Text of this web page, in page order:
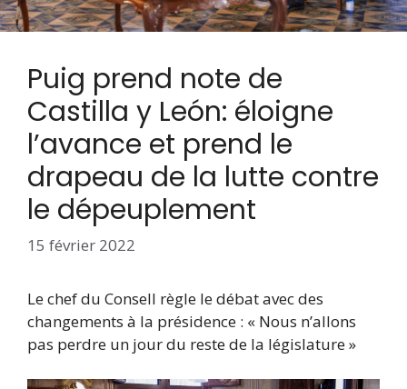
Puig prend note de
Castilla y León: éloigne
l’avance et prend le
drapeau de la lutte contre
le dépeuplement
15 février 2022
Le chef du Consell règle le débat avec des
changements à la présidence : « Nous n’allons
pas perdre un jour du reste de la législature »